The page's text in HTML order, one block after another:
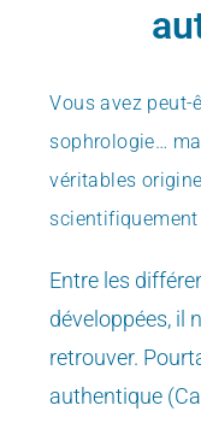
Vous avez peut-
sophrologie…
véritables
scientifiquement
Entre les
développées, il
retrouver.
authentique